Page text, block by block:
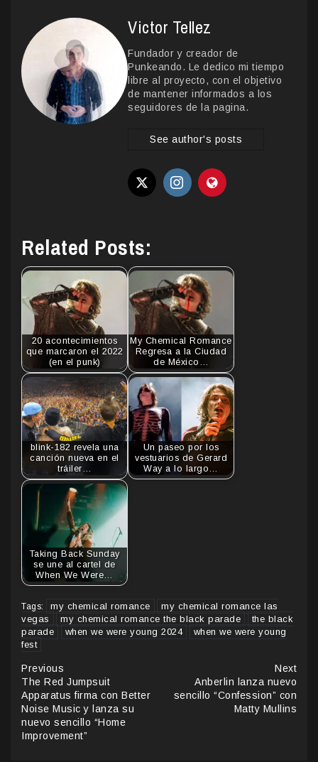
Victor Tellez
Fundador y creador de
Punkeando. Le dedico mi tiempo
libre al proyecto, con el objetivo
de mantener informados a los
seguidores de la pagina.
See author's posts
Related Posts:
20 acontecimientos
que marcaron el 2022
(en el punk)
My Chemical Romance
Regresa a la Ciudad
de México…
blink-182 revela una
canción nueva en el
tráiler…
Un paseo por los
vestuarios de Gerard
Way a lo largo…
Taking Back Sunday
se une al cartel de
When We Were…
Tags: my chemical romance
my chemical romance las
vegas
my chemical romance the black parade
the black
parade
when we were young 2024
when we were young
fest
Continue
Reading
Previous
The Red Jumpsuit
Apparatus firma con Better
Noise Music y lanza su
nuevo sencillo “Home
Improvement”
Next
Anberlin lanza nuevo
sencillo “Confession” con
Matty Mullins